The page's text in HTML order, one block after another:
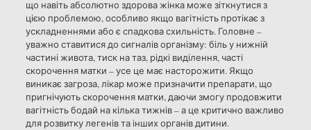
що навіть абсолютно здорова жінка може зіткнутися з
цією проблемою, особливо якщо вагітність протікає з
ускладненнями або є спадкова схильність. Головне –
уважно ставитися до сигналів організму: біль у нижній
частині живота, тиск на таз, рідкі виділення, часті
скорочення матки – усе це має насторожити. Якщо
виникає загроза, лікар може призначити препарати, що
пригнічують скорочення матки, даючи змогу продовжити
вагітність бодай на кілька тижнів – а це критично важливо
для розвитку легенів та інших органів дитини.